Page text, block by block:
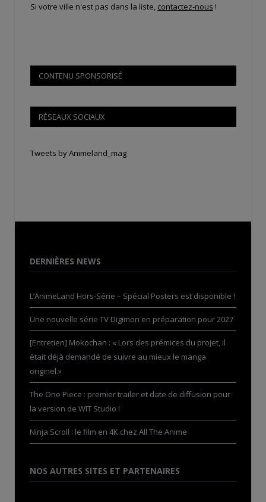
Si votre ville n'est pas dans la liste, contactez-nous !
CONTENU SPONSORISÉ
RÉSEAUX SOCIAUX
Tweets by Animeland_mag
DERNIÈRES NEWS
L’AnimeLand Hors-Série – Spécial Posters est disponible !
Une nouvelle série TV Digimon en préparation pour 2027
[Entretien] Mokochan : « Lors des prémices du projet, il
était déjà demandé de suivre au mieux le manga
originel.»
The One Piece : premier trailer et date de diffusion pour
la version de WIT Studio !
Ninja Scroll : le film en 4K chez All The Anime
NOS AUTRES SITES ET PARTENAIRES